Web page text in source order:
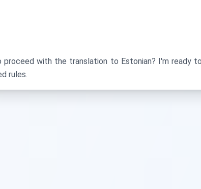
proceed with the translation to Estonian? I'm ready
rules.